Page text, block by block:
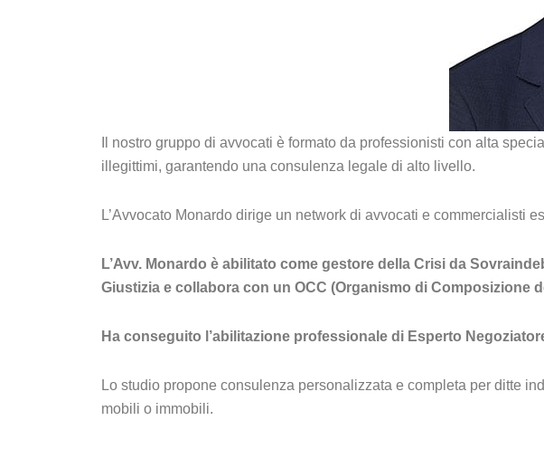
Il nostro gruppo di avvocati è formato da professionisti con alta
illegittimi, garantendo una consulenza legale di alto livello.
L’Avvocato Monardo dirige un network di avvocati e
L’Avv. Monardo è abilitato come gestore della Crisi da
Giustizia e collabora con un OCC (Organismo di Composizione
Ha conseguito l’abilitazione professionale di Esperto
Lo studio propone consulenza personalizzata e completa per ditte
mobili o immobili.